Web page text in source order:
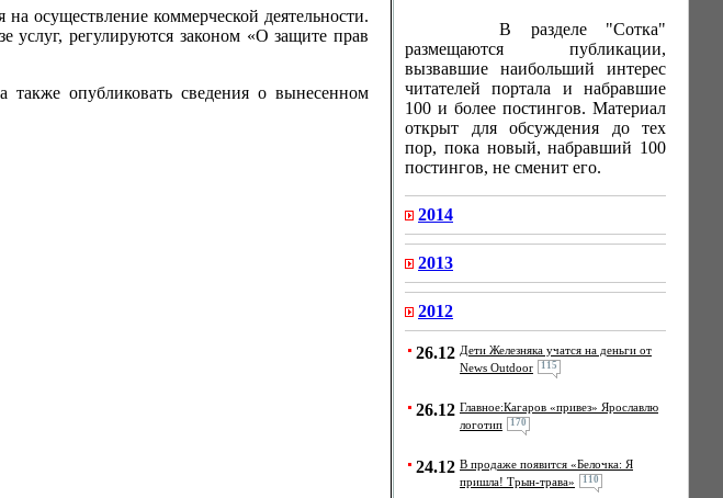
осуществление коммерческой деятельности.
услуг, регулируются законом «О защите прав
также опубликовать сведения о вынесенном
В разделе "Сотка"
размещаются публикации,
вызвавшие наибольший интерес
читателей портала и набравшие
100 и более постингов. Материал
открыт для обсуждения до тех
пор, пока новый, набравший 100
постингов, не сменит его.
2014
2013
2012
26.12 Дети Железняка учатся на деньги от
News Outdoor
115
26.12 Главное:Кагаров «привез» Ярославлю
логотип
170
24.12 В продаже появится «Белочка: Я
пришла! Трын-трава»
110